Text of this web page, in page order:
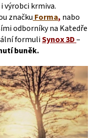
výrobci krmiva.
značku Forma, nabo
odborníky na Katedře
formuliSynox 3D–
buněk.